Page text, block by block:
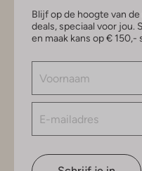
Blijf op de hoogte van
deals, speciaal voor jou.
en maak kans op € 150,-